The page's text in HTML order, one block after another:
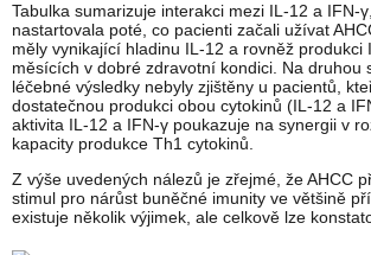
Tabulka sumarizuje interakci mezi IL-12 a IFN-
nastartovala poté, co pacienti začali užívat
měly vynikající hladinu IL-12 a rovněž produkci
měsících v dobré zdravotní kondici. Na druhou
léčebné výsledky nebyly zjištěny u pacientů,
dostatečnou produkci obou cytokinů (IL-12 a
aktivita IL-12 a IFN-γ poukazuje na synergii v
kapacity produkce Th1 cytokinů.
Z výše uvedených nálezů je zřejmé, že AHCC
stimul pro nárůst buněčné imunity ve většině
existuje několik výjimek, ale celkově lze